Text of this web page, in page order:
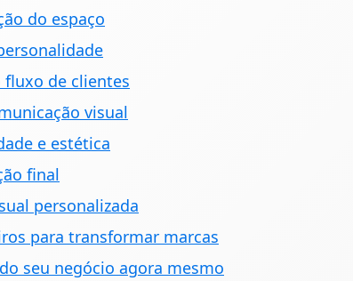
do espaço
de clientes
visual
e estética
final
personalizada
para transformar marcas
seu negócio agora mesmo